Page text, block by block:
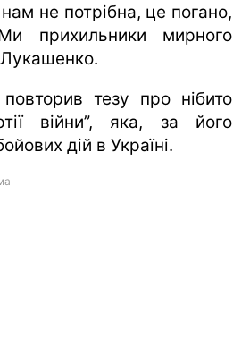
не потрібна, це погано,
прихильники мирного
Лукашенко.
тезу про нібито
війни”, яка, за його
дій в Україні.